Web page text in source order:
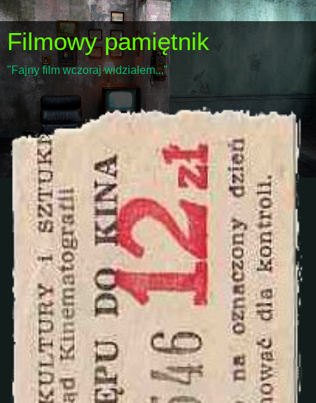
Filmowy pamiętnik
"Fajny film wczoraj widziałem..."